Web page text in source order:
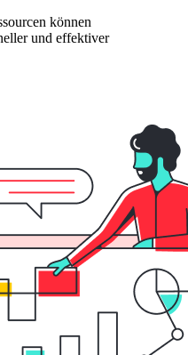
können
und effektiver